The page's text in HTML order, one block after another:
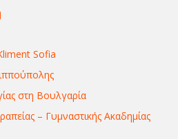
Sofia
στη Βουλγαρία
– Γυμναστικής Ακαδημίας